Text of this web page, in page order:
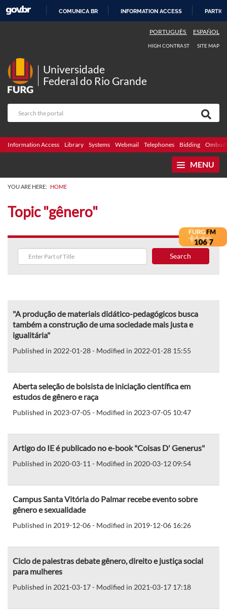
COMUNICA BR INFORMATION ACCESS
PORTUGUÊS ESPAÑOL
HIGH CONTRAST SITE MAP
Universidade
Federal do Rio Grande
Information Access Library Systems Webmail Telephones Bidding
MENU
YOU ARE HERE: HOME
Topic "gênero"
Search
"A produção de materiais didático-pedagógicos busca
também a construção de uma sociedade mais justa e
igualitária"
Published in 2022-01-28 - Modified in 2022-01-28 15:55
Aberta seleção de bolsista de iniciação científica em
estudos de gênero e raça
Published in 2023-07-05 - Modified in 2023-07-05 10:47
Artigo do IE é publicado no e-book "Coisas D' Generus"
Published in 2020-03-11 - Modified in 2020-03-12 09:54
Campus Santa Vitória do Palmar recebe evento sobre
gênero e sexualidade
Published in 2019-12-06 - Modified in 2019-12-06 16:26
Ciclo de palestras debate gênero, direito e justiça social
para mulheres
Published in 2021-03-17 - Modified in 2021-03-17 17:18